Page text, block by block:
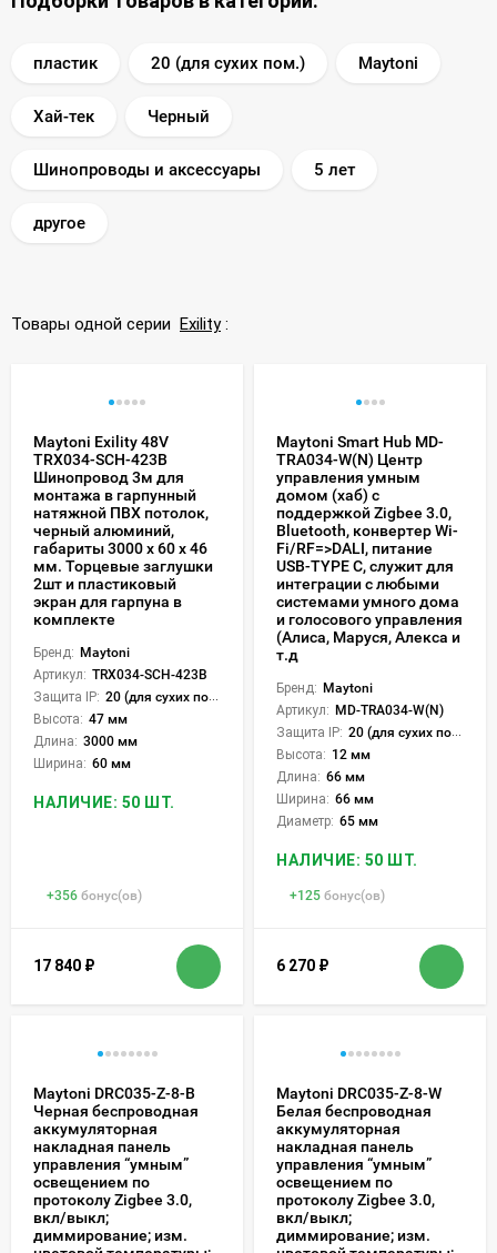
пластик 20 (для сухих пом.) Maytoni
Хай-тек Черный
Шинопроводы и аксессуары 5 лет
другое
Товары одной серии Exility:
Maytoni Exility 48V
TRX034-SCH-423B
Шинопровод 3м для
монтажа в гарпунный
натяжной ПВХ потолок,
черный алюминий,
габариты 3000 x 60 x 46
мм. Торцевые заглушки
2шт и пластиковый
экран для гарпуна в
комплекте
Бренд: Maytoni
Артикул: TRX034-SCH-423B
Защита IP: 20 (для сухих пом.)
Высота: 47 мм
Длина: 3000 мм
Ширина: 60 мм
НАЛИЧИЕ: 50 ШТ.
+356 бонус(ов)
17 840 ₽
Maytoni Smart Hub MD-
TRA034-W(N) Центр
управления умным
домом (хаб) с
поддержкой Zigbee 3.0,
Bluetooth, конвертер Wi-
Fi/RF=>DALI, питание
USB-TYPE C, служит для
интеграции с любыми
системами умного дома
и голосового управления
(Алиса, Маруся, Алекса и
т.д
Бренд: Maytoni
Артикул: MD-TRA034-W(N)
Защита IP: 20 (для сухих пом.)
Высота: 12 мм
Длина: 66 мм
Ширина: 66 мм
Диаметр: 65 мм
НАЛИЧИЕ: 50 ШТ.
+125 бонус(ов)
6 270 ₽
Maytoni DRC035-Z-8-B
Черная беспроводная
аккумуляторная
накладная панель
управления “умным”
освещением по
протоколу Zigbee 3.0,
вкл/выкл;
диммирование; изм.
Maytoni DRC035-Z-8-W
Белая беспроводная
аккумуляторная
накладная панель
управления “умным”
освещением по
протоколу Zigbee 3.0,
вкл/выкл;
диммирование; изм.